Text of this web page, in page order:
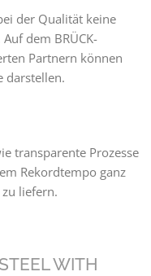
der Qualität keine
dem BRÜCK-
Partnern können
darstellen.
transparente Prozesse
Rekordtempo ganz
liefern.
WITH